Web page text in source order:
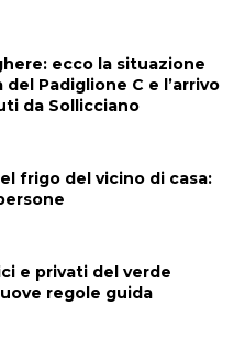
ecco la situazione
del Padiglione C e l’arrivo
da Sollicciano
frigo del vicino di casa:
e privati del verde
regole guida